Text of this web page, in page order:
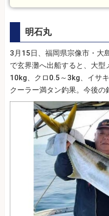
明石丸
3月15日、福岡県宗像市・大
で玄界灘へ出船すると、大
10kg、クロ0.5～3kg、イサ
クーラー満タン釣果。今後の